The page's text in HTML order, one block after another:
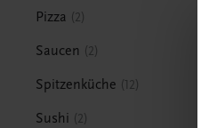
Pizza 2
Saucen 2
Spitzenküche 12
Sushi 2